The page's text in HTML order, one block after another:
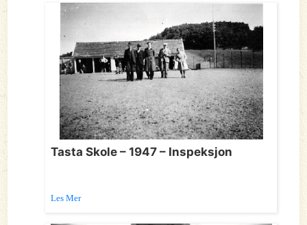
Tasta Skole – 1947 – Inspeksjon
Les Mer